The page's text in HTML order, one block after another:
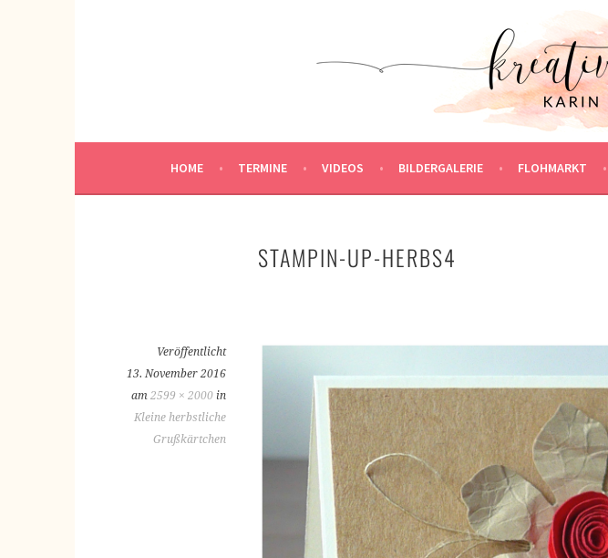
KREATIVWERKSTATT
HOME TERMINE VIDEOS BILDERGALERIE FLOHMARKT
STAMPIN-UP-HERBS4
Veröffentlicht
13. November 2016
am 2599 × 2000 in
Kleine herbstliche
Grußkärtchen